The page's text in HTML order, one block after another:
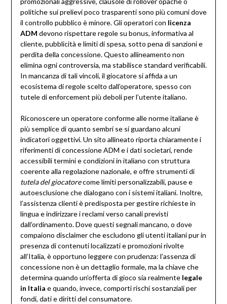
politiche sui prelievi poco trasparenti sono più comuni dove
il controllo pubblico è minore. Gli operatori con licenza
ADM devono rispettare regole su bonus, informativa al
cliente, pubblicità e limiti di spesa, sotto pena di sanzioni e
perdita della concessione. Questo allineamento non
elimina ogni controversia, ma stabilisce standard verificabili.
In mancanza di tali vincoli, il giocatore si affida a un
ecosistema di regole scelto dall’operatore, spesso con
tutele di enforcement più deboli per l’utente italiano.
Riconoscere un operatore conforme alle norme italiane è
più semplice di quanto sembri se si guardano alcuni
indicatori oggettivi. Un sito allineato riporta chiaramente i
riferimenti di concessione ADM e i dati societari, rende
accessibili termini e condizioni in italiano con struttura
coerente alla regolazione nazionale, e offre strumenti di
tutela del giocatorecome limiti personalizzabili, pause e
autoesclusione che dialogano con i sistemi italiani. Inoltre,
l’assistenza clienti è predisposta per gestire richieste in
lingua e indirizzare i reclami verso canali previsti
dall’ordinamento. Dove questi segnali mancano, o dove
compaiono disclaimer che escludono gli utenti italiani pur in
presenza di contenuti localizzati e promozioni rivolte
all’Italia, è opportuno leggere con prudenza: l’assenza di
concessione non è un dettaglio formale, ma la chiave che
determina quando un’offerta di gioco sia realmente legale
in Italia e quando, invece, comporti rischi sostanziali per
fondi, dati e diritti del consumatore.